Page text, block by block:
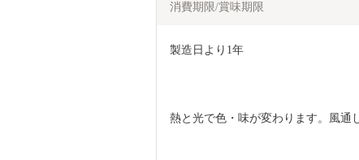
消費期限/賞味期限
製造日より1年